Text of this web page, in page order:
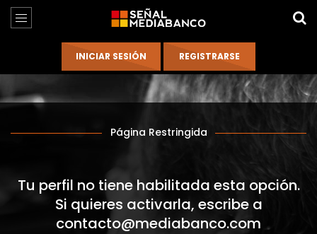
Página Restringida
Tu perfil no tiene habilitada esta opción.
Si quieres activarla, escribe a
contacto@mediabanco.com